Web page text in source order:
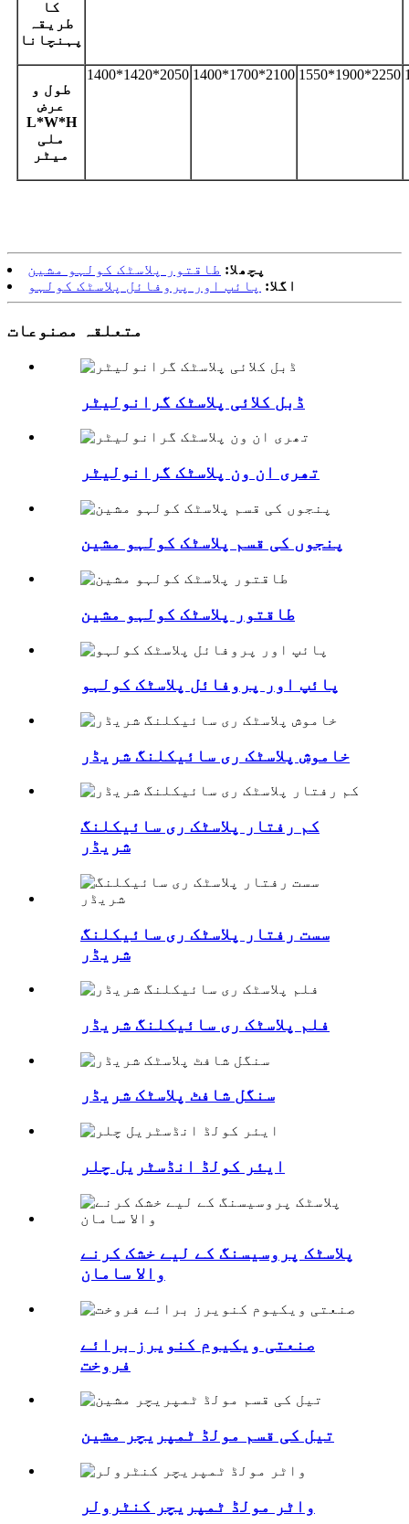
کا
طریقہ
پہنچانا
طول و
عرض
L*W*H
ملی
میٹر
1400*1420*2050 1400*1700*2100 1550*1900*2250
پچھلا: طاقتور پلاسٹک کولہو مشین
اگلا: پائپ اور پروفائل پلاسٹک کولہو
متعلقہ مصنوعات
ڈبل کلائی پلاسٹک گرانولیٹر
تھری ان ون پلاسٹک گرانولیٹر
پنجوں کی قسم پلاسٹک کولہو مشین
طاقتور پلاسٹک کولہو مشین
پائپ اور پروفائل پلاسٹک کولہو
خاموش پلاسٹک ری سائیکلنگ شریڈر
کم رفتار پلاسٹک ری سائیکلنگ
شریڈر
سست رفتار پلاسٹک ری سائیکلنگ
شریڈر
فلم پلاسٹک ری سائیکلنگ شریڈر
سنگل شافٹ پلاسٹک شریڈر
ایئر کولڈ انڈسٹریل چلر
پلاسٹک پروسیسنگ کے لیے خشک کرنے
والا سامان
صنعتی ویکیوم کنویرز برائے
فروخت
تیل کی قسم مولڈ ٹمپریچر مشین
واٹر مولڈ ٹمپریچر کنٹرولر